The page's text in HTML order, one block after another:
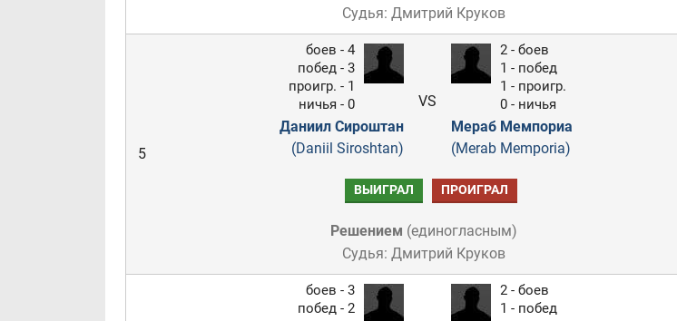
Судья: Дмитрий Круков
5
боев - 4
побед - 3
проигр. - 1
ничья - 0
Даниил Сироштан
(Daniil Siroshtan)
VS
2 - боев
1 - побед
1 - проигр.
0 - ничья
Мераб Мемпориа
(Merab Memporia)
ВЫИГРАЛ ПРОИГРАЛ
Решением (единогласным)
Судья: Дмитрий Круков
боев - 3
побед - 2
2 - боев
1 - побед